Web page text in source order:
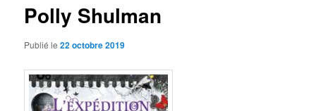
Polly Shulman
Publié le22 octobre 2019